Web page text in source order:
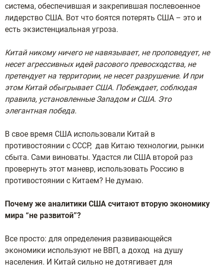
система, обеспечившая и закрепившая послевоенное
лидерство США. Вот что боятся потерять США – это и
есть экзистенциальная угроза.
Китай никому ничего не навязывает, не проповедует, не
несет агрессивных идей расового превосходства, не
претендует на территории, не несет разрушение. И при
этом Китай обыгрывает США. Побеждает, соблюдая
правила, установленные Западом и США. Это
элегантная победа.
В свое время США использовали Китай в
противостоянии с СССР, дав Китаю технологии, рынки
сбыта. Сами виноваты. Удастся ли США второй раз
провернуть этот маневр, использовать Россию в
противостоянии с Китаем? Не думаю.
Почему же аналитики США считают вторую экономику
мира “не развитой”?
Все просто: для определения развивающейся
экономики используют не ВВП, а доход на душу
населения. И Китай сильно не дотягивает для